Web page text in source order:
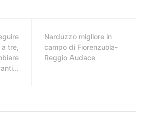
tre,
Narduzzo migliore in
campo di Fiorenzuola-
Reggio Audace